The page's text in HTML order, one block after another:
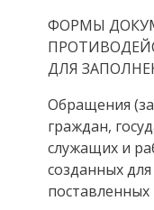
ФОРМЫ
ДЛЯ
Обращения
граждан,
служащих и
созданных